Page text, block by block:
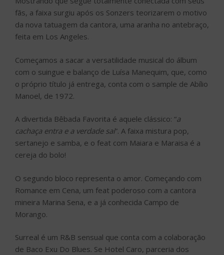
fãs, a faixa surgiu após os Sonzers teorizarem o motivo
da nova tatuagem da cantora, uma aranha no antebraço,
feita em Los Angeles.
Começamos a sacar a versatilidade musical do álbum
com o suingue e balanço de Luísa Manequim, que, como
o próprio título já entrega, conta com o sample de Abílio
Manoel, de 1972.
A divertida Bêbada Favorita é aquele clássico: “a
cachaça entra e a verdade sai”. A faixa mistura pop,
sertanejo e samba, e o feat com Maiara e Maraisa é a
cereja do bolo!
O segundo bloco representa o amor. Começando com
Romance em Cena, um feat poderoso com a cantora
mineira Marina Sena, e a já conhecida Campo de
Morango.
Surreal é um R&B sensual que conta com a colaboração
de Baco Exu Do Blues. Se Hotel Caro, parceria dos